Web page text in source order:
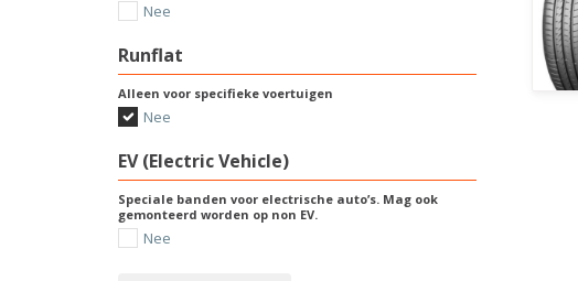
Nee
Runflat
Alleen voor specifieke voertuigen
Nee
EV (Electric Vehicle)
Speciale banden voor electrische auto’s. Mag ook
gemonteerd worden op non EV.
Nee